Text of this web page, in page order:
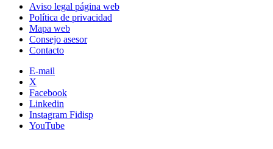
Aviso legal página web
Política de privacidad
Mapa web
Consejo asesor
Contacto
E-mail
X
Facebook
Linkedin
Instagram Fidisp
YouTube